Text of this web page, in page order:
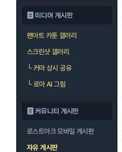
미디어 게시판
팬아트 카툰 갤러리
스크린샷 갤러리
└커마 상시 공유
└로아 AI 그림
커뮤니티 게시판
로스트아크 모바일 게시판
자유 게시판